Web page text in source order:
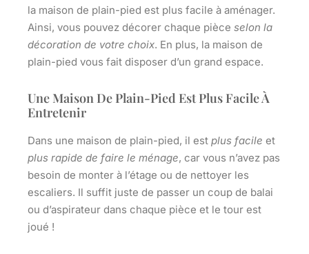
la maison de plain-pied est plus facile à aménager.
Ainsi, vous pouvez décorer chaque pièce selon la
décoration de votre choix. En plus, la maison de
plain-pied vous fait disposer d’un grand espace.
Une Maison De Plain-Pied Est Plus Facile À
Entretenir
Dans une maison de plain-pied, il est plus facile et
plus rapide de faire le ménage, car vous n’avez pas
besoin de monter à l’étage ou de nettoyer les
escaliers. Il suffit juste de passer un coup de balai
ou d’aspirateur dans chaque pièce et le tour est
joué !